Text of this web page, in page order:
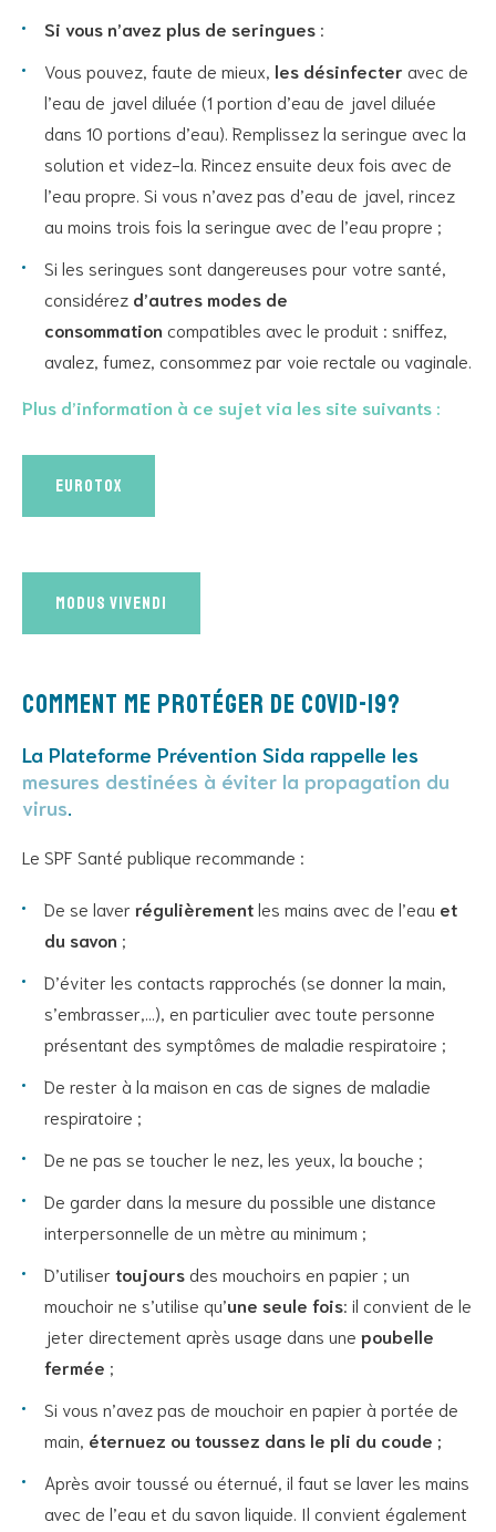
Si vous n’avez plus de seringues :
Vous pouvez, faute de mieux, les désinfecter avec de
l’eau de javel diluée (1 portion d’eau de javel diluée
dans 10 portions d’eau). Remplissez la seringue avec la
solution et videz-la. Rincez ensuite deux fois avec de
l’eau propre. Si vous n’avez pas d’eau de javel, rincez
au moins trois fois la seringue avec de l’eau propre ;
Si les seringues sont dangereuses pour votre santé,
considérez d’autres modes de
consommation compatibles avec le produit : sniffez,
avalez, fumez, consommez par voie rectale ou vaginale.
Plus d’information à ce sujet via les site suivants :
Eurotox
Modus Vivendi
Comment me protéger de COVID-19?
La Plateforme Prévention Sida rappelle les
mesures destinées à éviter la propagation du
virus.
Le SPF Santé publique recommande :
De se laverrégulièrementles mains avec de l’eau et
du savon ;
D’éviter les contacts rapprochés (se donner la main,
s’embrasser,…), en particulier avec toute personne
présentant des symptômes de maladie respiratoire ;
De rester à la maison en cas de signes de maladie
respiratoire ;
De ne pas se toucher le nez, les yeux, la bouche ;
De garder dans la mesure du possible une distance
interpersonnelle de un mètre au minimum ;
D’utilisertoujours des mouchoirs en papier ; un
mouchoir ne s’utilise qu’une seule fois: il convient de le
jeter directement après usage dans une poubelle
fermée ;
Si vous n’avez pas de mouchoir en papier à portée de
main, éternuez ou toussez dans le pli du coude ;
Après avoir toussé ou éternué, il faut se laver les mains
avec de l’eau et du savon liquide. Il convient également